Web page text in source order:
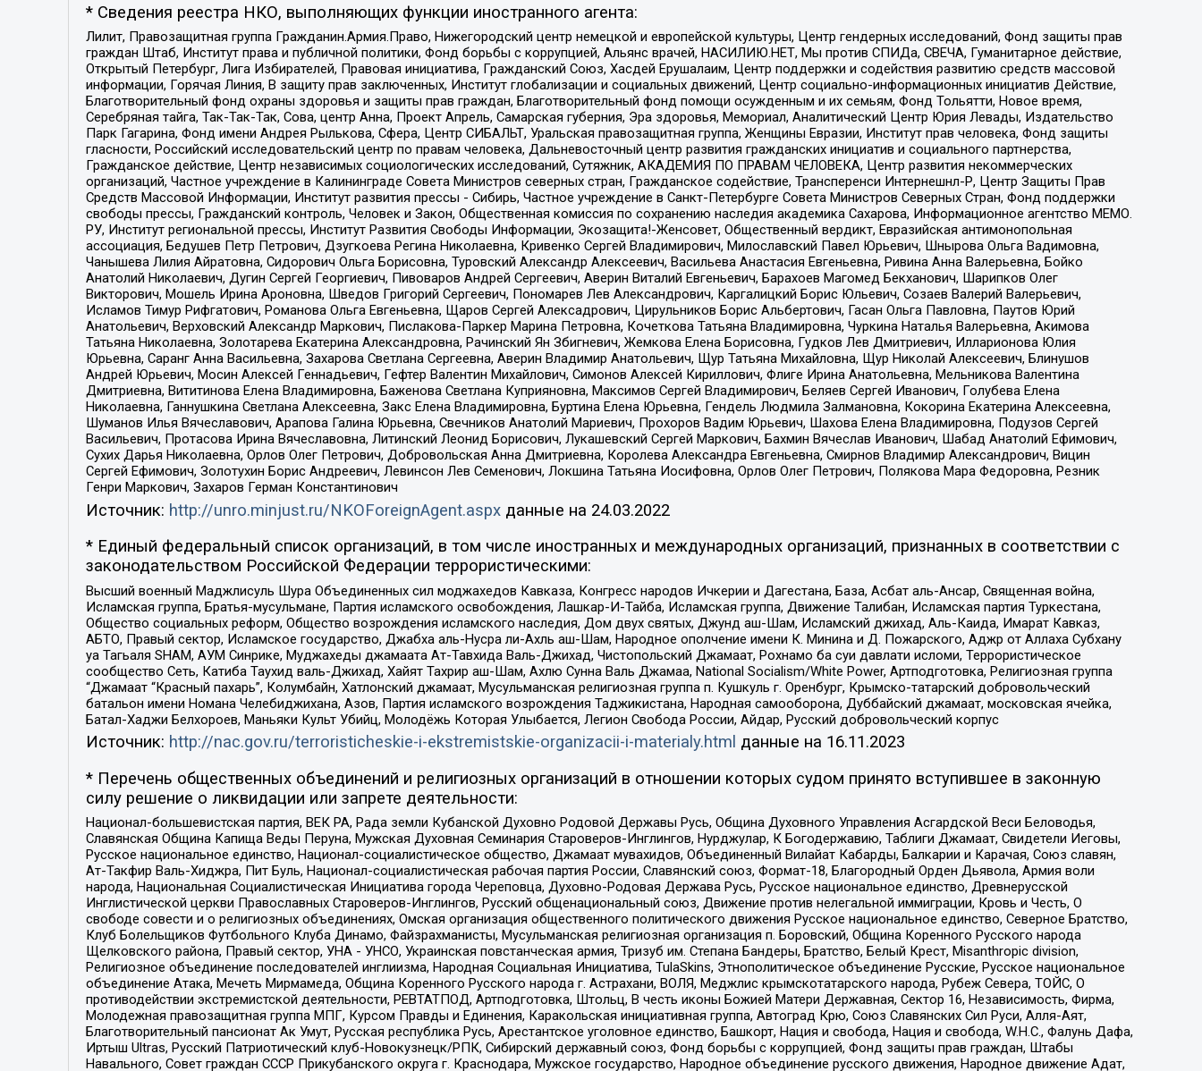
* Сведения реестра НКО, выполняющих функции иностранного агента:
Лилит, Правозащитная группа Гражданин.Армия.Право, Нижегородский центр немецкой и европейской культуры, Центр гендерных исследований, Фонд защиты прав
граждан Штаб, Институт права и публичной политики, Фонд борьбы с коррупцией, Альянс врачей, НАСИЛИЮ.НЕТ, Мы против СПИДа, СВЕЧА, Гуманитарное действие,
Открытый Петербург, Лига Избирателей, Правовая инициатива, Гражданский Союз, Хасдей Ерушалаим, Центр поддержки и содействия развитию средств массовой
информации, Горячая Линия, В защиту прав заключенных, Институт глобализации и социальных движений, Центр социально-информационных инициатив Действие,
Благотворительный фонд охраны здоровья и защиты прав граждан, Благотворительный фонд помощи осужденным и их семьям, Фонд Тольятти, Новое время,
Серебряная тайга, Так-Так-Так, Сова, центр Анна, Проект Апрель, Самарская губерния, Эра здоровья, Мемориал, Аналитический Центр Юрия Левады, Издательство
Парк Гагарина, Фонд имени Андрея Рылькова, Сфера, Центр СИБАЛЬТ, Уральская правозащитная группа, Женщины Евразии, Институт прав человека, Фонд защиты
гласности, Российский исследовательский центр по правам человека, Дальневосточный центр развития гражданских инициатив и социального партнерства,
Гражданское действие, Центр независимых социологических исследований, Сутяжник, АКАДЕМИЯ ПО ПРАВАМ ЧЕЛОВЕКА, Центр развития некоммерческих
организаций, Частное учреждение в Калининграде Совета Министров северных стран, Гражданское содействие, Трансперенси Интернешнл-Р, Центр Защиты Прав
Средств Массовой Информации, Институт развития прессы - Сибирь, Частное учреждение в Санкт-Петербурге Совета Министров Северных Стран, Фонд поддержки
свободы прессы, Гражданский контроль, Человек и Закон, Общественная комиссия по сохранению наследия академика Сахарова, Информационное агентство МЕМО.
РУ, Институт региональной прессы, Институт Развития Свободы Информации, Экозащита!-Женсовет, Общественный вердикт, Евразийская антимонопольная
ассоциация, Бедушев Петр Петрович, Дзугкоева Регина Николаевна, Кривенко Сергей Владимирович, Милославский Павел Юрьевич, Шнырова Ольга Вадимовна,
Чанышева Лилия Айратовна, Сидорович Ольга Борисовна, Туровский Александр Алексеевич, Васильева Анастасия Евгеньевна, Ривина Анна Валерьевна, Бойко
Анатолий Николаевич, Дугин Сергей Георгиевич, Пивоваров Андрей Сергеевич, Аверин Виталий Евгеньевич, Барахоев Магомед Бекханович, Шарипков Олег
Викторович, Мошель Ирина Ароновна, Шведов Григорий Сергеевич, Пономарев Лев Александрович, Каргалицкий Борис Юльевич, Созаев Валерий Валерьевич,
Исламов Тимур Рифгатович, Романова Ольга Евгеньевна, Щаров Сергей Алексадрович, Цирульников Борис Альбертович, Гасан Ольга Павловна, Паутов Юрий
Анатольевич, Верховский Александр Маркович, Пислакова-Паркер Марина Петровна, Кочеткова Татьяна Владимировна, Чуркина Наталья Валерьевна, Акимова
Татьяна Николаевна, Золотарева Екатерина Александровна, Рачинский Ян Збигневич, Жемкова Елена Борисовна, Гудков Лев Дмитриевич, Илларионова Юлия
Юрьевна, Саранг Анна Васильевна, Захарова Светлана Сергеевна, Аверин Владимир Анатольевич, Щур Татьяна Михайловна, Щур Николай Алексеевич, Блинушов
Андрей Юрьевич, Мосин Алексей Геннадьевич, Гефтер Валентин Михайлович, Симонов Алексей Кириллович, Флиге Ирина Анатольевна, Мельникова Валентина
Дмитриевна, Вититинова Елена Владимировна, Баженова Светлана Куприяновна, Максимов Сергей Владимирович, Беляев Сергей Иванович, Голубева Елена
Николаевна, Ганнушкина Светлана Алексеевна, Закс Елена Владимировна, Буртина Елена Юрьевна, Гендель Людмила Залмановна, Кокорина Екатерина Алексеевна,
Шуманов Илья Вячеславович, Арапова Галина Юрьевна, Свечников Анатолий Мариевич, Прохоров Вадим Юрьевич, Шахова Елена Владимировна, Подузов Сергей
Васильевич, Протасова Ирина Вячеславовна, Литинский Леонид Борисович, Лукашевский Сергей Маркович, Бахмин Вячеслав Иванович, Шабад Анатолий Ефимович,
Сухих Дарья Николаевна, Орлов Олег Петрович, Добровольская Анна Дмитриевна, Королева Александра Евгеньевна, Смирнов Владимир Александрович, Вицин
Сергей Ефимович, Золотухин Борис Андреевич, Левинсон Лев Семенович, Локшина Татьяна Иосифовна, Орлов Олег Петрович, Полякова Мара Федоровна, Резник
Генри Маркович, Захаров Герман Константинович
Источник: http://unro.minjust.ru/NKOForeignAgent.aspxданные на 24.03.2022
* Единый федеральный список организаций, в том числе иностранных и международных организаций, признанных в соответствии с
законодательством Российской Федерации террористическими:
Высший военный Маджлисуль Шура Объединенных сил моджахедов Кавказа, Конгресс народов Ичкерии и Дагестана, База, Асбат аль-Ансар, Священная война,
Исламская группа, Братья-мусульмане, Партия исламского освобождения, Лашкар-И-Тайба, Исламская группа, Движение Талибан, Исламская партия Туркестана,
Общество социальных реформ, Общество возрождения исламского наследия, Дом двух святых, Джунд аш-Шам, Исламский джихад, Аль-Каида, Имарат Кавказ,
АБТО, Правый сектор, Исламское государство, Джабха аль-Нусра ли-Ахль аш-Шам, Народное ополчение имени К. Минина и Д. Пожарского, Аджр от Аллаха Субхану
уа Тагьаля SHAM, АУМ Синрике, Муджахеды джамаата Ат-Тавхида Валь-Джихад, Чистопольский Джамаат, Рохнамо ба суи давлати исломи, Террористическое
сообщество Сеть, Катиба Таухид валь-Джихад, Хайят Тахрир аш-Шам, Ахлю Сунна Валь Джамаа, National Socialism/White Power, Артподготовка, Религиозная группа
“Джамаат “Красный пахарь”, Колумбайн, Хатлонский джамаат, Мусульманская религиозная группа п. Кушкуль г. Оренбург, Крымско-татарский добровольческий
батальон имени Номана Челебиджихана, Азов, Партия исламского возрождения Таджикистана, Народная самооборона, Дуббайский джамаат, московская ячейка,
Батал-Хаджи Белхороев, Маньяки Культ Убийц, Молодёжь Которая Улыбается, Легион Свобода России, Айдар, Русский добровольческий корпус
Источник: http://nac.gov.ru/terroristicheskie-i-ekstremistskie-organizacii-i-materialy.html данные на 16.11.2023
* Перечень общественных объединений и религиозных организаций в отношении которых судом принято вступившее в законную
силу решение о ликвидации или запрете деятельности:
Национал-большевистская партия, ВЕК РА, Рада земли Кубанской Духовно Родовой Державы Русь, Община Духовного Управления Асгардской Веси Беловодья,
Славянская Община Капища Веды Перуна, Мужская Духовная Семинария Староверов-Инглингов, Нурджулар, К Богодержавию, Таблиги Джамаат, Свидетели Иеговы,
Русское национальное единство, Национал-социалистическое общество, Джамаат мувахидов, Объединенный Вилайат Кабарды, Балкарии и Карачая, Союз славян,
Ат-Такфир Валь-Хиджра, Пит Буль, Национал-социалистическая рабочая партия России, Славянский союз, Формат-18, Благородный Орден Дьявола, Армия воли
народа, Национальная Социалистическая Инициатива города Череповца, Духовно-Родовая Держава Русь, Русское национальное единство, Древнерусской
Инглистической церкви Православных Староверов-Инглингов, Русский общенациональный союз, Движение против нелегальной иммиграции, Кровь и Честь, О
свободе совести и о религиозных объединениях, Омская организация общественного политического движения Русское национальное единство, Северное Братство,
Клуб Болельщиков Футбольного Клуба Динамо, Файзрахманисты, Мусульманская религиозная организация п. Боровский, Община Коренного Русского народа
Щелковского района, Правый сектор, УНА - УНСО, Украинская повстанческая армия, Тризуб им. Степана Бандеры, Братство, Белый Крест, Misanthropic division,
Религиозное объединение последователей инглиизма, Народная Социальная Инициатива, TulaSkins, Этнополитическое объединение Русские, Русское национальное
объединение Атака, Мечеть Мирмамеда, Община Коренного Русского народа г. Астрахани, ВОЛЯ, Меджлис крымскотатарского народа, Рубеж Севера, ТОЙС, О
противодействии экстремистской деятельности, РЕВТАТПОД, Артподготовка, Штольц, В честь иконы Божией Матери Державная, Сектор 16, Независимость, Фирма,
Молодежная правозащитная группа МПГ, Курсом Правды и Единения, Каракольская инициативная группа, Автоград Крю, Союз Славянских Сил Руси, Алля-Аят,
Благотворительный пансионат Ак Умут, Русская республика Русь, Арестантское уголовное единство, Башкорт, Нация и свобода, Нация и свобода, W.H.С., Фалунь Дафа,
Иртыш Ultras, Русский Патриотический клуб-Новокузнецк/РПК, Сибирский державный союз, Фонд борьбы с коррупцией, Фонд защиты прав граждан, Штабы
Навального, Совет граждан СССР Прикубанского округа г. Краснодара, Мужское государство, Народное объединение русского движения, Народное движение Адат,